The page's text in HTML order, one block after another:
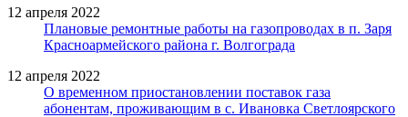
12 апреля 2022
Плановые ремонтные работы на газопроводах в п. Заря
Красноармейского района г. Волгограда
12 апреля 2022
О временном приостановлении поставок газа
абонентам, проживающим в с. Ивановка Светлоярского